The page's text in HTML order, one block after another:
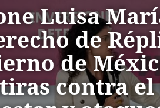
Luisa
de
de
contra el